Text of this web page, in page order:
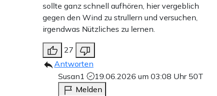
sollte ganz schnell aufhören, hier vergeblich
gegen den Wind zu strullern und versuchen,
irgendwas Nützliches zu lernen.
27
Antworten
Susan1
19.06.2026 um 03:08 Uhr 50T
Melden